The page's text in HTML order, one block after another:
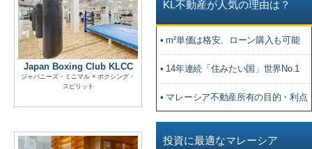
KL不動産が人気の理由は？
• m²単価は格安、ローン購入も可能
• 14年連続「住みたい国」世界No.1
• マレーシア不動産所有の目的・利点
投資に最適なマレーシア
Japan Boxing Club KLCC
ジャパニーズ・ミニマル × ボクシング・
スピリット